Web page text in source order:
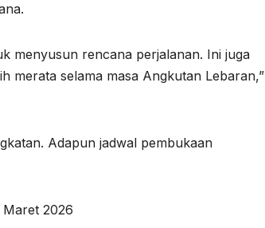
menyusun rencana perjalanan. Ini juga
merata selama masa Angkutan Lebaran,”
Adapun jadwal pembukaan
2026